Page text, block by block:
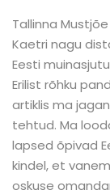
Tallinna
Kaetri nagu
Eesti
Erilist rõhku
artiklis ma
tehtud. Ma
lapsed õpivad
kindel, et
oskuse